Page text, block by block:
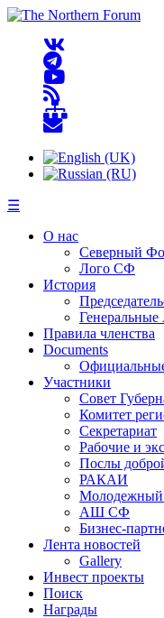
☰
О нас
Северный
Лого СФ
История
Генеральные
Правила членства
Documents
Участники
Совет
Комитет
Секретариат
Рабочие и
Послы
РАКАИ
АШ СФ
Бизнес-
Лента новостей
Gallery
Инвест проекты
Поиск
Награды